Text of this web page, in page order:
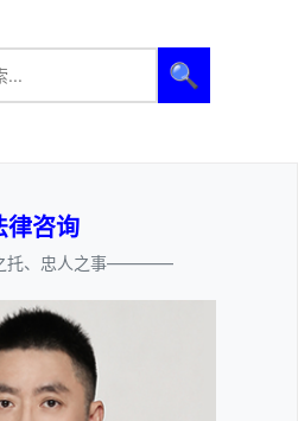
🔍
律咨询
、忠人之事————